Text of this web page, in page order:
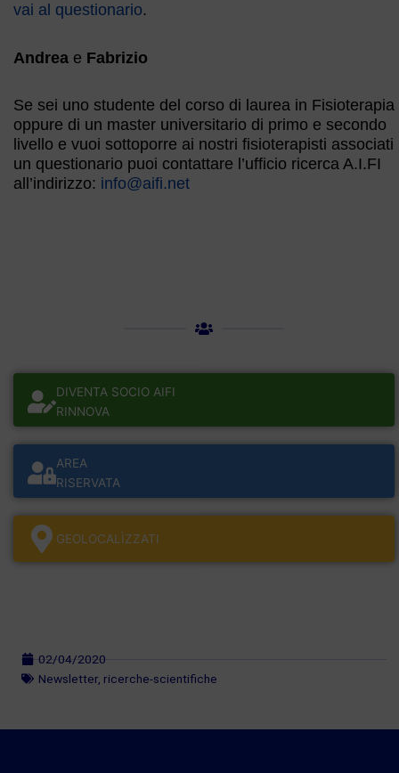
vai al questionario.
Andrea e Fabrizio
Se sei uno studente del corso di laurea in Fisioterapia
oppure di un master universitario di primo e secondo
livello e vuoi sottoporre ai nostri fisioterapisti associati
un questionario puoi contattare l’ufficio ricerca A.I.FI
all’indirizzo: info@aifi.net
DIVENTA SOCIO AIFI
RINNOVA
AREA
RISERVATA
GEOLOCALÌZZATI
02/04/2020
Newsletter, ricerche-scientifiche